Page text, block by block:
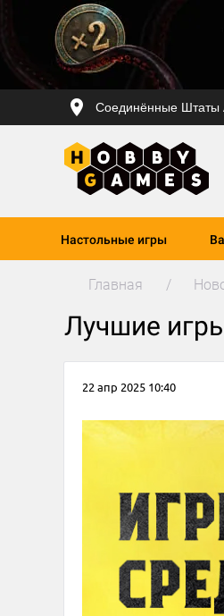
Соединённые Штаты
Настольные игры
Главная
Лучшие
22 апр 2025 10:40